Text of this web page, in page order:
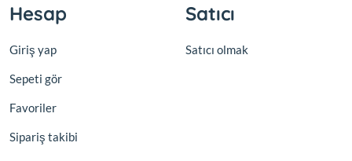
Hesap
Giriş yap
Sepeti gör
Favoriler
Sipariş takibi
Satıcı
Satıcı olmak